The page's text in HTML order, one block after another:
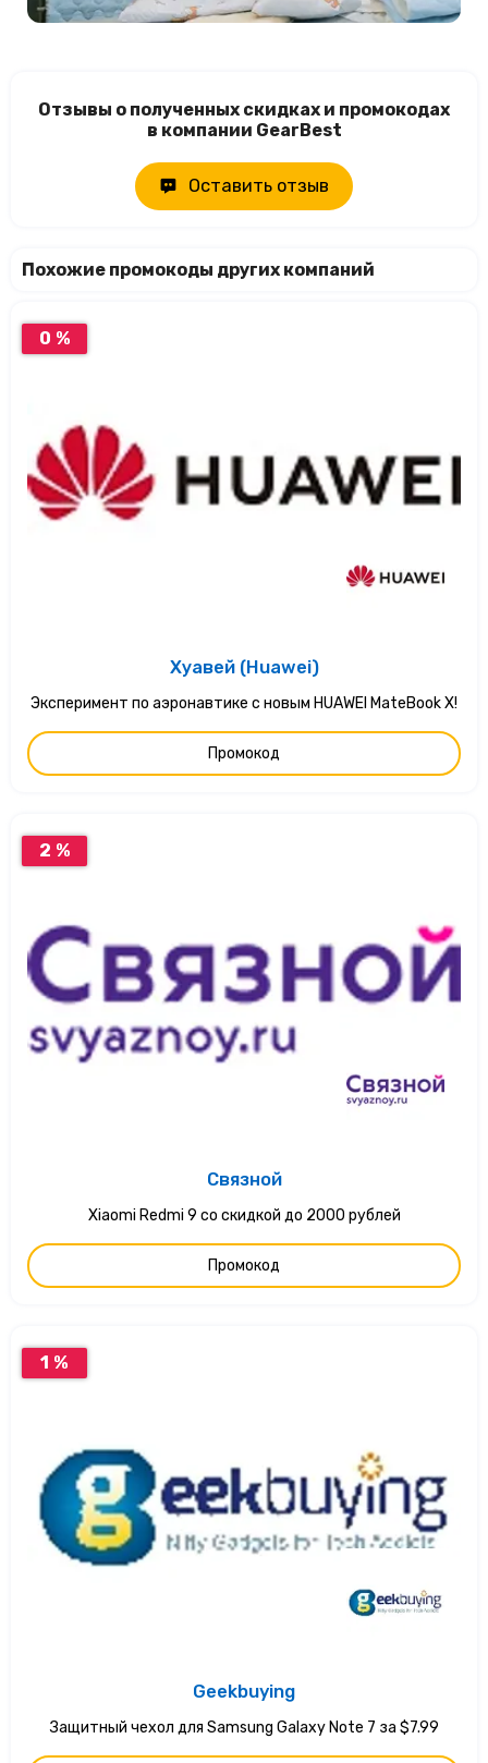
Отзывы о полученных скидках и промокодах
в компании GearBest
Оставить отзыв
Похожие промокоды других компаний
0 %
Хуавей (Huawei)
Эксперимент по аэронавтике с новым HUAWEI MateBook X!
Промокод
2 %
Связной
Xiaomi Redmi 9 со скидкой до 2000 рублей
Промокод
1 %
Geekbuying
Защитный чехол для Samsung Galaxy Note 7 за $7.99